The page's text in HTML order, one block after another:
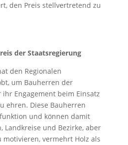
den Preis stellvertretend zu
der Staatsregierung
den Regionalen
um Bauherren der
Engagement beim Einsatz
ehren. Diese Bauherren
und können damit
Landkreise und Bezirke, aber
motivieren, vermehrt Holz als